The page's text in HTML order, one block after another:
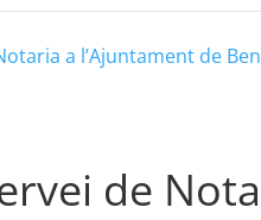
a l’Ajuntament de
de